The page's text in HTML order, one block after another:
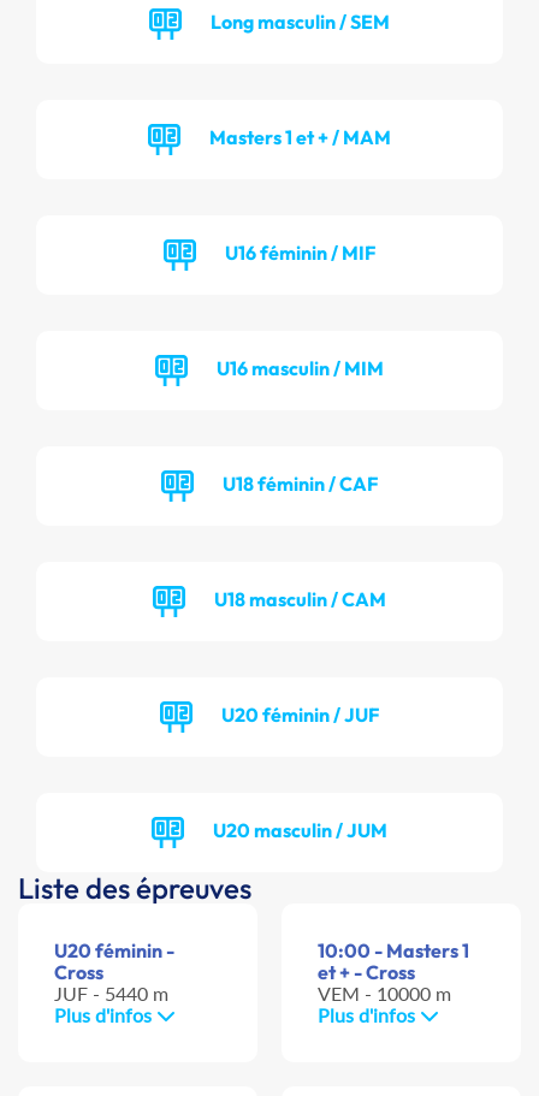
Long masculin / SEM
Masters 1 et + / MAM
U16 féminin / MIF
U16 masculin / MIM
U18 féminin / CAF
U18 masculin / CAM
U20 féminin / JUF
U20 masculin / JUM
Liste des épreuves
U20 féminin -
Cross
JUF - 5440 m
Plus d'infos
10:00 - Masters 1
et + - Cross
VEM - 10000 m
Plus d'infos